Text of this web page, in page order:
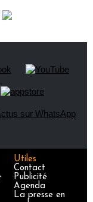
Utiles
Contact
Publicité
Agenda
La presse en